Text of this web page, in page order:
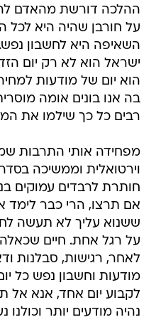
ההלכה דורשת מהאדם
על חורבן שהיה היא לכל
השאיפה היא לחשבון
ישראל הוא לא רק יום
הוא יום של מודעות
בה אנו בונים אומה
רבים כל כך שילמו את
מפחידה אותי התרבות
וירטואלית וממשיכה
חותרת לרבדים עמוקים
אם תרצו, הרי כבר לימד
ששנוא עליך לא תעשה
על רגל אחת. חיים
לאחר, רגישות, סבלנות
מודעות וחשבון נפש כל
לקבוע יום אחד, אנא אל
נהיה מודעים יותר